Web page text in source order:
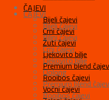
ČAJEVI
Bijeli čajevi
Crni čajevi
Žuti čajevi
Ljekovito bilje
Premium blend
Rooibos čajevi
Voćni čajevi
ČAJEVI
Bijeli čajevi
Biljni čajevi
Crni čajevi
Ljekovito bilje
Oolong
Premium blend
Rooibos čajevi